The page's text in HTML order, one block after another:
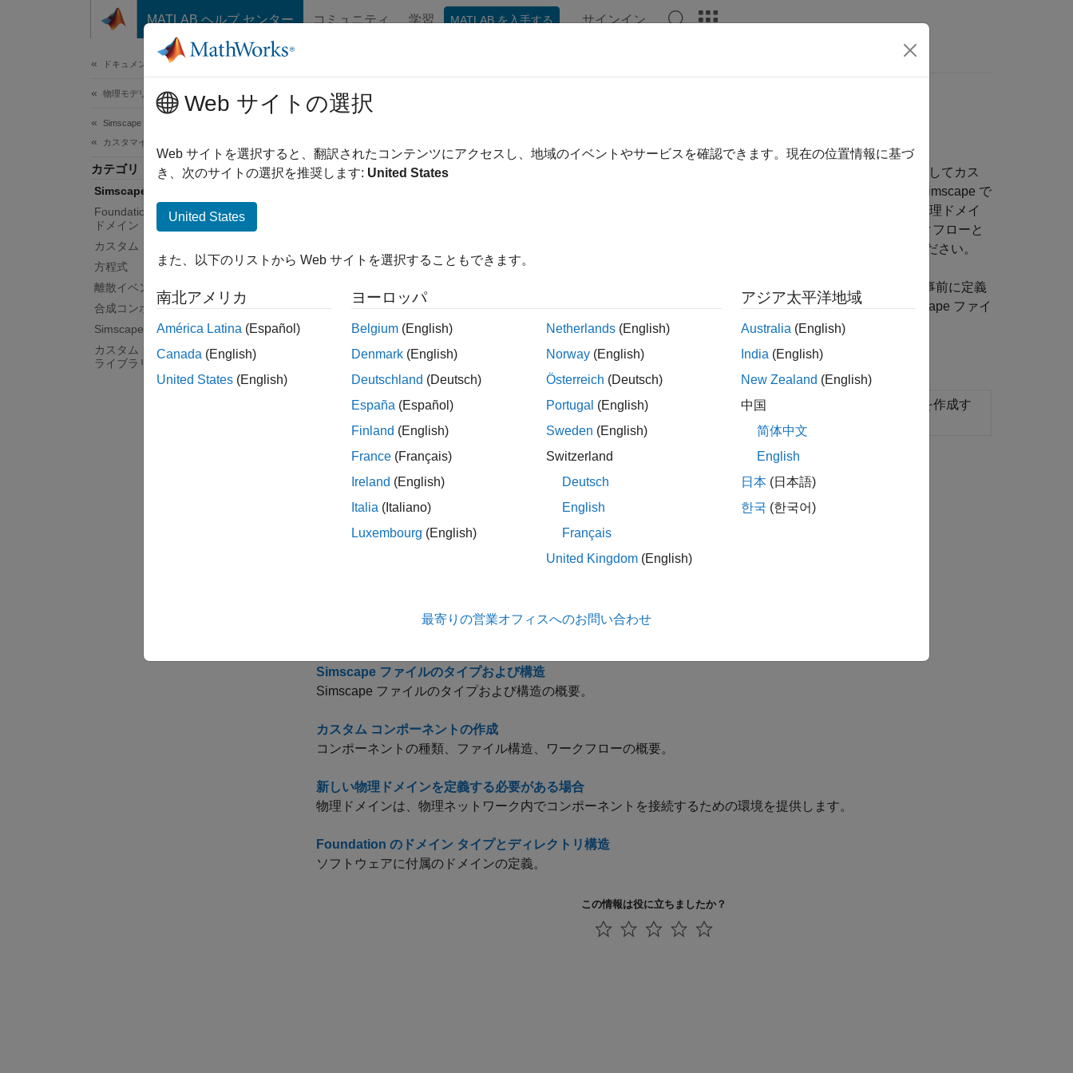
コンテンツへスキップ
MATLAB ヘルプ センター コミュニティ 学習 MATLAB を入手する サインイン
ドキュメンテーションのホーム
物理モデリング
Simscape
カスタマイズ
カテゴリ
Simscape 言語入門
Foundation ドメインおよびカスタム
ドメイン
カスタム コンポーネント
方程式
離散イベントおよびモード チャート
合成コンポーネント
Simscape ファイルの展開
カスタム コンポーネントとカスタム
ライブラリの作成
Simscape
Simscape™ ブロック ライブラリを拡張するための基本的な手法とベスト プラクティス
Simscape 言語では、パラメーター化、物理的接続、基となる方程式のすべて備わったテキスト ファイルとしてカス
タム コンポーネントを定義できます。標準の Simscape コンポーネントとの互換性を確実にするために、Simscape で
提供される物理ドメインの定義を、作成するコンポーネントで再利用することができます。また、独自の物理ドメイ
ンを追加して、そのドメインに完全なコンポーネント ライブラリを設けることも可能です。一般的なワークフローと
を参照してください。
を使用すると、コンポーネント、ドメイン、関数の事前に定義
されたテンプレートのライブラリに基づいて、または既存の Simscape ファイルに基づいて、新しい Simscape ファイ
ルを作成できます。
sscnewfile 必須のキーワードとよく使用されるキーワードが取り込まれた新しい
ファイルを作成す
トピック
Simscape 言語とは
モデリング言語とその目的の概要。
Simscape 言語の一般的なタスク
Simscape ファイルのタイプおよび構造
Simscape ファイルのタイプおよび構造の概要。
カスタム コンポーネントの作成
コンポーネントの種類、ファイル構造、ワークフローの概要。
新しい物理ドメインを定義する必要がある場合
物理ドメインは、物理ネットワーク内でコンポーネントを接続するための環境を提供します。
Foundation のドメイン タイプとディレクトリ構造
ソフトウェアに付属のドメインの定義。
この情報は役に立ちましたか？
Web サイトの選択
Web サイトを選択すると、翻訳されたコンテンツにアクセスし、地域のイベントやサービスを確認できます。現在の位置情報に基づ
き、次のサイトの選択を推奨します: United States
United States
また、以下のリストから Web サイトを選択することもできます。
南北アメリカ
América Latina (Español)
Canada (English)
United States (English)
ヨーロッパ
Belgium (English)
Denmark (English)
Deutschland (Deutsch)
España (Español)
Finland (English)
France (Français)
Ireland (English)
Italia (Italiano)
Luxembourg (English)
Netherlands (English)
Norway (English)
Österreich (Deutsch)
Portugal (English)
Sweden (English)
Switzerland
Deutsch
English
Français
United Kingdom (English)
アジア太平洋地域
Australia (English)
India (English)
New Zealand (English)
中国
简体中文
English
日本 (日本語)
한국 (한국어)
最寄りの営業オフィスへのお問い合わせ